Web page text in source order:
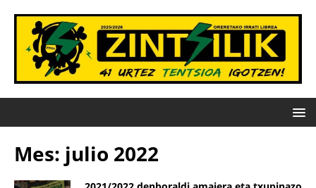
Mes: julio 2022